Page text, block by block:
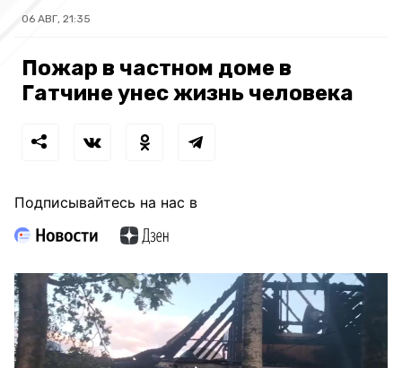
06 АВГ, 21:35
Пожар в частном доме в
Гатчине унес жизнь человека
Подписывайтесь на нас в